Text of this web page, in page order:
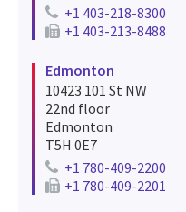
+1 403-218-8300
Telephone number for
+1 403-213-8488
Edmonton
10423 101 St NW
22nd floor
Edmonton
T5H 0E7
+1 780-409-2200
Telephone number for
+1 780-409-2201